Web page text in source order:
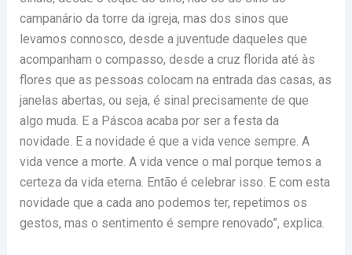
campanário da torre da igreja, mas dos sinos que
levamos connosco, desde a juventude daqueles que
acompanham o compasso, desde a cruz florida até às
flores que as pessoas colocam na entrada das casas, as
janelas abertas, ou seja, é sinal precisamente de que
algo muda. E a Páscoa acaba por ser a festa da
novidade. E a novidade é que a vida vence sempre. A
vida vence a morte. A vida vence o mal porque temos a
certeza da vida eterna. Então é celebrar isso. E com esta
novidade que a cada ano podemos ter, repetimos os
gestos, mas o sentimento é sempre renovado”, explica.